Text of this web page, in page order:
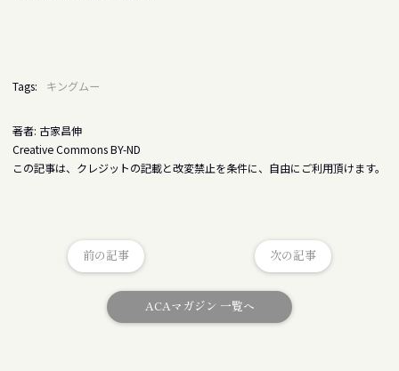
Tags: キングムー
著者: 古家昌伸
Creative Commons BY-ND
この記事は、クレジットの記載と改変禁止を条件に、自由にご利用頂けます。
前の記事
ACAマガジン 一覧へ
次の記事